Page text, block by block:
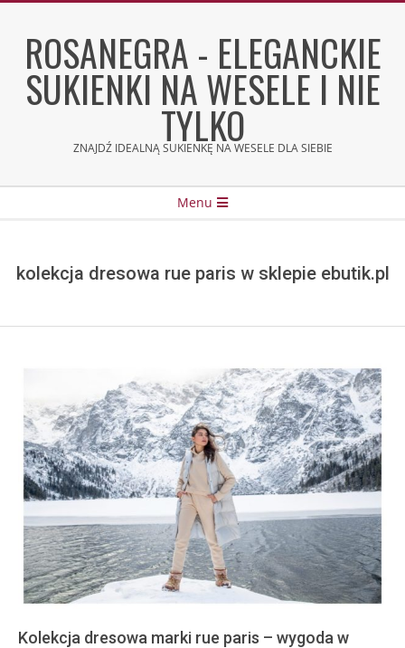
contentROSANEGRA - ELEGANCKIE
SUKIENKI NA WESELE I NIE
TYLKO
ZNAJDŹ IDEALNĄ SUKIENKĘ NA WESELE DLA SIEBIE
Menu
kolekcja dresowa rue paris w sklepie ebutik.pl
Kolekcja dresowa marki rue paris – wygoda w